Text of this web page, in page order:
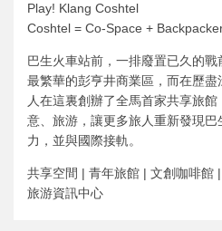
Play! Klang Coshtel
Coshtel = Co-Space +
巴生火車站前，一排廢置已久的
最繁華的彭亨井商業區，而在歷
人在這裏創辦了全馬首家共享旅
意、旅游，讓更多旅人重新發現
力，並與國際接軌。
共享空間 | 青年旅館 | 文創咖啡館
旅游資訊中心